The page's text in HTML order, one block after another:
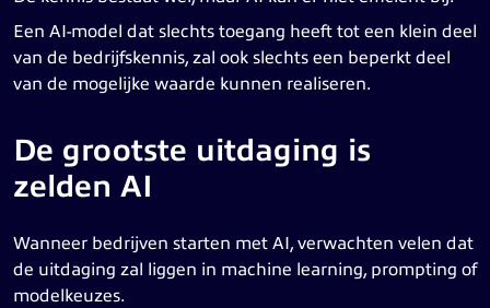
Een AI-model dat slechts toegang heeft tot een klein deel
van de bedrijfskennis, zal ook slechts een beperkt deel
van de mogelijke waarde kunnen realiseren.
De grootste uitdaging is
zelden AI
Wanneer bedrijven starten met AI, verwachten velen dat
de uitdaging zal liggen in machine learning, prompting of
modelkeuzes.